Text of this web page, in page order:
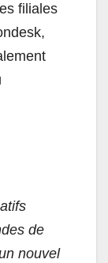
filiales
de
nouvel